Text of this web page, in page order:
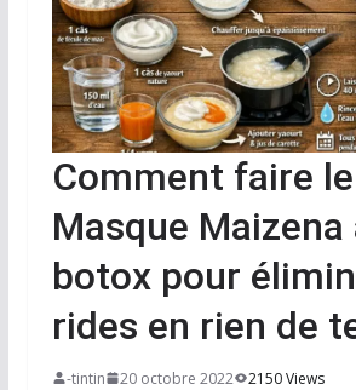
Comment faire le
Masque
botox pour
rides en rien de
-tintin 20 octobre 2022
2150 Views